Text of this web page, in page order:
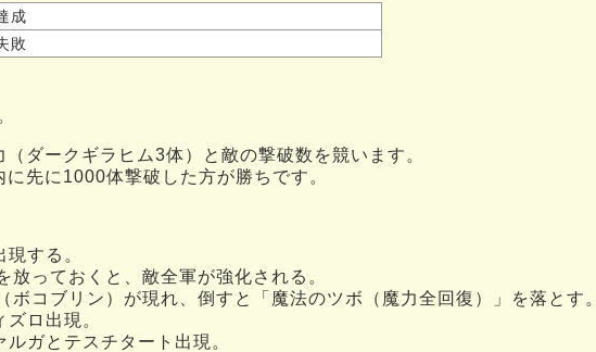
成
敗
ダークギラヒム3体）と敵の撃破数を競います。
先に1000体撃破した方が勝ちです。
する。
放っておくと、敵全軍が強化される。
ボコブリン）が現れ、倒すと「魔法のツボ（魔力全回復）」を落とす。
ロ出現。
ガとテスチタート出現。